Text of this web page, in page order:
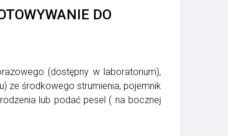
DO
(dostępny w laboratorium),
ze środkowego strumienia, pojemnik
lub podać pesel ( na bocznej